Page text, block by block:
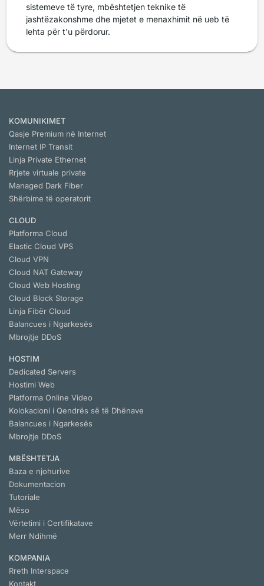
sistemeve të tyre, mbështetjen teknike të
jashtëzakonshme dhe mjetet e menaxhimit në ueb të
lehta për t'u përdorur.
KOMUNIKIMET
Qasje Premium në Internet
Internet IP Transit
Linja Private Ethernet
Rrjete virtuale private
Managed Dark Fiber
Shërbime të operatorit
CLOUD
Platforma Cloud
Elastic Cloud VPS
Cloud VPN
Cloud NАТ Gateway
Cloud Web Hosting
Cloud Block Storage
Linja Fibër Cloud
Balancues i Ngarkesës
Mbrojtje DDoS
HOSTIM
Dedicated Servers
Hostimi Web
Platforma Online Video
Kolokacioni i Qendrës së të Dhënave
Balancues i Ngarkesës
Mbrojtje DDoS
MBËSHTETJA
Baza e njohurive
Dokumentacion
Tutoriale
Mëso
Vërtetimi i Certifikatave
Merr Ndihmë
KOMPANIA
Rreth Interspace
Kontakt